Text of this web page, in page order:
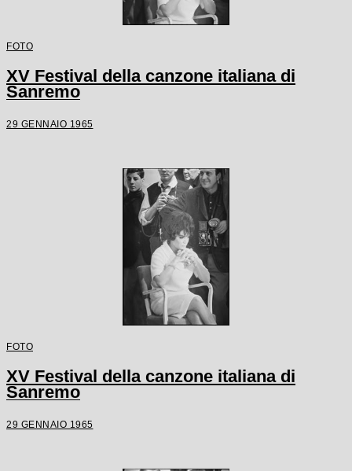
FOTO
XV Festival della canzone italiana di
Sanremo
29 GENNAIO 1965
FOTO
XV Festival della canzone italiana di
Sanremo
29 GENNAIO 1965